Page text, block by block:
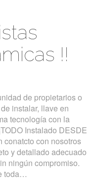
!!
de propietarios o
instalar, llave en
tecnología con la
Instalado DESDE
conatcto con nosotros
y detallado adecuado
ningún compromiso.
toda…